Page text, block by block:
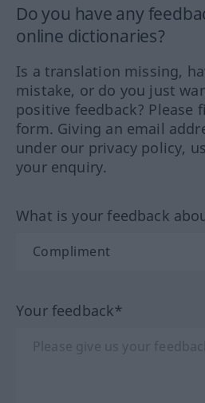
Do you have any
online dictionaries?
Is a translation missing,
mistake, or do you just
positive feedback? Please
form. Giving an email
under our privacy policy,
your enquiry.
What is your feedback
Your feedback*